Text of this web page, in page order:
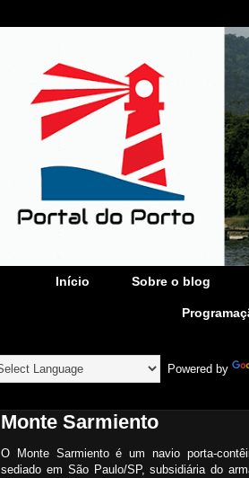
Início Sobre o blog
Powered by
Monte Sarmiento
O Monte Sarmiento é um navio porta-
sediado em São Paulo/SP, subsidiária do